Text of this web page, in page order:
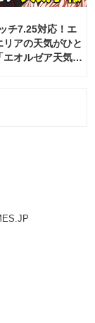
チ7.25対応！エ
アの天気がひと
エオルゼア天気予